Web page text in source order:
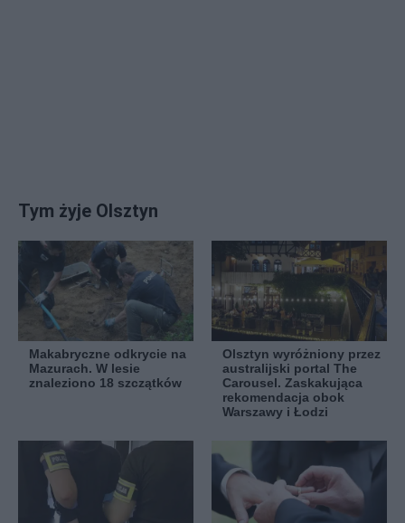
Tym żyje Olsztyn
Makabryczne odkrycie na
Mazurach. W lesie
znaleziono 18 szczątków
Olsztyn wyróżniony przez
australijski portal The
Carousel. Zaskakująca
rekomendacja obok
Warszawy i Łodzi